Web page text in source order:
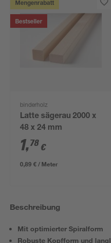
Mengenrabatt
Bestseller
binderholz
Latte sägerau 2000 x
48 x 24 mm
1,78 €
0,89 € / Meter
Beschreibung
Mit optimierter Spiralform
Robuste Kopfform und